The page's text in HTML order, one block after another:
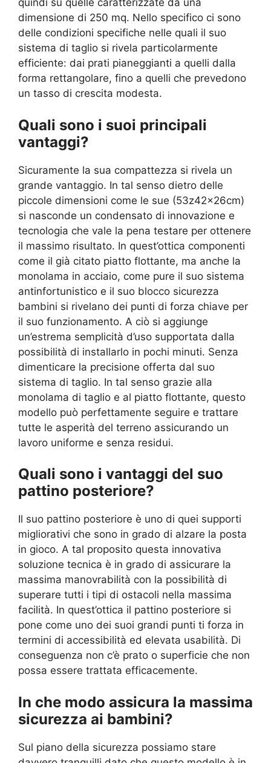
quindi su quelle caratterizzate da una
dimensione di 250 mq. Nello specifico ci sono
delle condizioni specifiche nelle quali il suo
sistema di taglio si rivela particolarmente
efficiente: dai prati pianeggianti a quelli dalla
forma rettangolare, fino a quelli che prevedono
un tasso di crescita modesta.
Quali sono i suoi principali
vantaggi?
Sicuramente la sua compattezza si rivela un
grande vantaggio. In tal senso dietro delle
piccole dimensioni come le sue (53z42x26cm)
si nasconde un condensato di innovazione e
tecnologia che vale la pena testare per ottenere
il massimo risultato. In quest’ottica componenti
come il già citato piatto flottante, ma anche la
monolama in acciaio, come pure il suo sistema
antinfortunistico e il suo blocco sicurezza
bambini si rivelano dei punti di forza chiave per
il suo funzionamento. A ciò si aggiunge
un’estrema semplicità d’uso supportata dalla
possibilità di installarlo in pochi minuti. Senza
dimenticare la precisione offerta dal suo
sistema di taglio. In tal senso grazie alla
monolama di taglio e al piatto flottante, questo
modello può perfettamente seguire e trattare
tutte le asperità del terreno assicurando un
lavoro uniforme e senza residui.
Quali sono i vantaggi del suo
pattino posteriore?
Il suo pattino posteriore è uno di quei supporti
migliorativi che sono in grado di alzare la posta
in gioco. A tal proposito questa innovativa
soluzione tecnica è in grado di assicurare la
massima manovrabilità con la possibilità di
superare tutti i tipi di ostacoli nella massima
facilità. In quest’ottica il pattino posteriore si
pone come uno dei suoi grandi punti ti forza in
termini di accessibilità ed elevata usabilità. Di
conseguenza non c’è prato o superficie che non
possa essere trattata efficacemente.
In che modo assicura la massima
sicurezza ai bambini?
Sul piano della sicurezza possiamo stare